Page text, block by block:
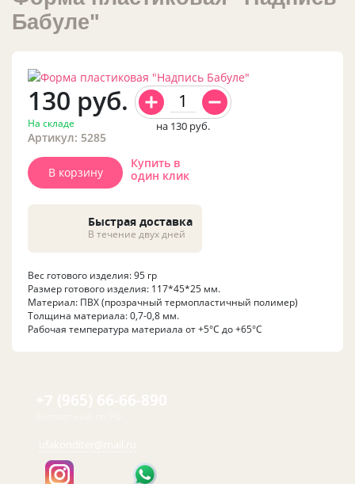
Бабуле"
130 руб.
На складе
Артикул: 5285
на 130 руб.
В корзину
Купить в
один клик
Быстрая доставка
В течение двух дней
Вес готового изделия: 95 гр
Размер готового изделия: 117*45*25 мм.
Материал: ПВХ (прозрачный термопластичный полимер)
Толщина материала: 0,7-0,8 мм.
Рабочая температура материала от +5°C до +65°C